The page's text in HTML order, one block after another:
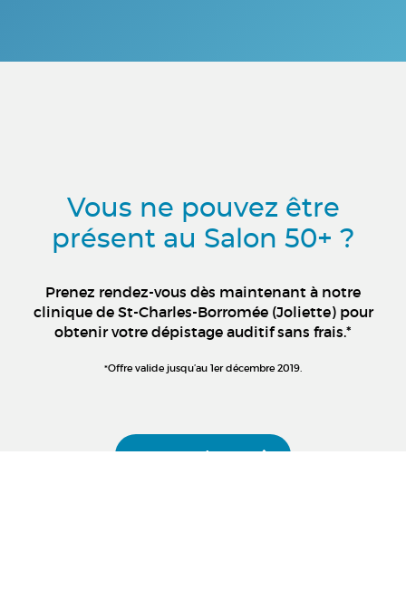
Vous ne pouvez être
présent au Salon 50+ ?
Prenez rendez-vous dès maintenant à notre
clinique de St-Charles-Borromée (Joliette) pour
obtenir votre dépistage auditif sans frais.*
*Offre valide jusqu’au 1er décembre 2019.
Prenez rendez-vous